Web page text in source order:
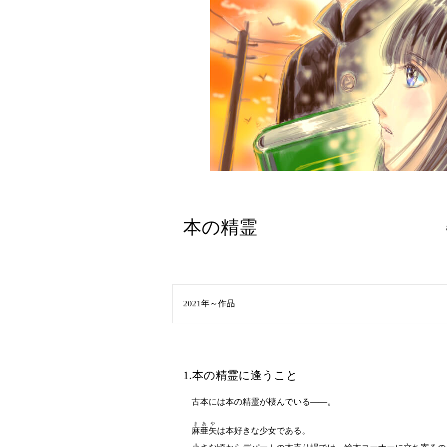
本の精霊
2021年～作品
1.本の精霊に逢うこと
古本には本の精霊が棲んでいる――。
麻亜矢
まあや
は本好きな少女である。